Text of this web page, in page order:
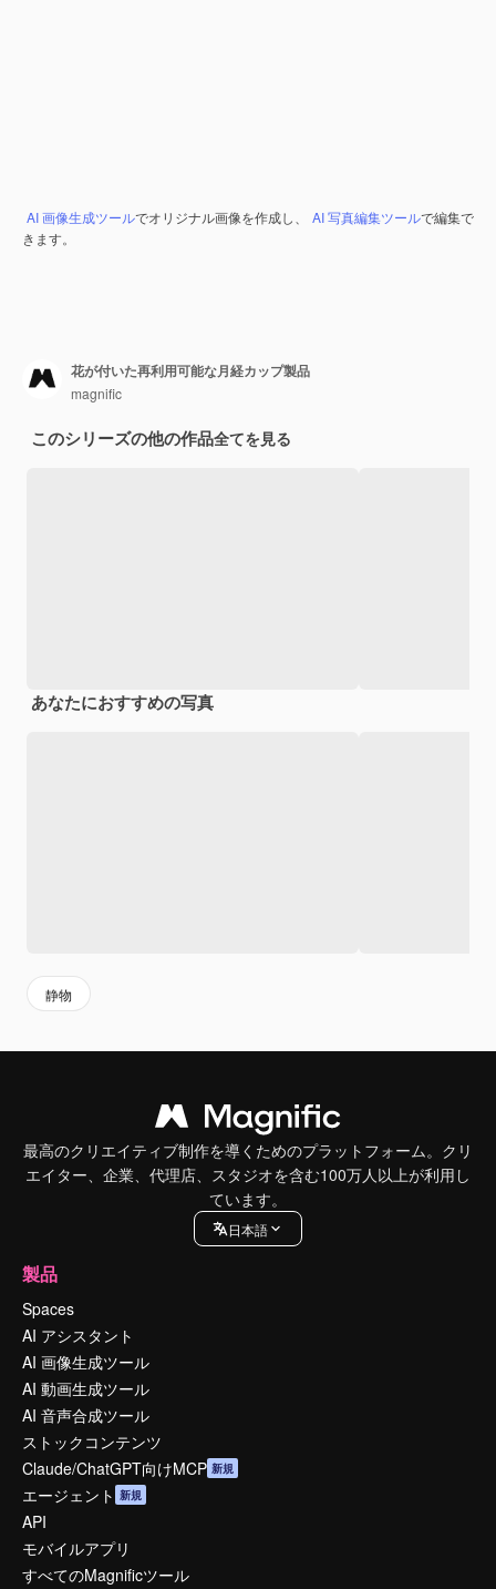
AI 画像生成ツールでオリジナル画像を作成し、 AI 写真編集ツールで編集で
きます。
花が付いた再利用可能な月経カップ製品
magnific
このシリーズの他の作品全てを見る
あなたにおすすめの写真
静物
最高のクリエイティブ制作を導くためのプラットフォーム。クリ
エイター、企業、代理店、スタジオを含む100万人以上が利用し
ています。
日本語
製品
Spaces
AI アシスタント
AI 画像生成ツール
AI 動画生成ツール
AI 音声合成ツール
ストックコンテンツ
Claude/ChatGPT向けMCP 新規
エージェント 新規
API
モバイルアプリ
すべてのMagnificツール